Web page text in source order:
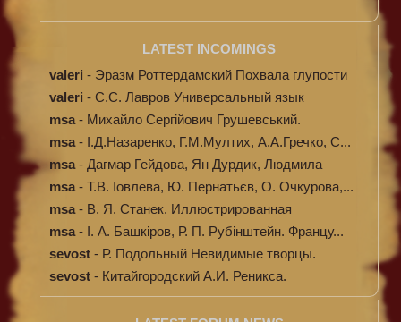
LATEST INCOMINGS
valeri - Эразм Роттердамский Похвала глупости
valeri - C.С. Лавров Универсальный язык
программи...
msa - Михайло Сергійович Грушевський.
Ілюстров...
msa - І.Д.Назаренко, Г.М.Мултих, А.А.Гречко, С...
msa - Дагмар Гейдова, Ян Дурдик, Людмила
Кибал...
msa - Т.В. Іовлева, Ю. Пернатьєв, О. Очкурова,...
msa - В. Я. Станек. Иллюстрированная
энциклопе...
msa - І. А. Башкіров, Р. П. Рубінштейн. Францу...
sevost - Р. Подольный Невидимые творцы.
sevost - Китайгородский А.И. Реникса.